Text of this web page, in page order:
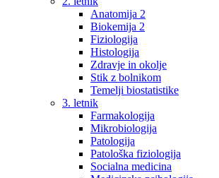
Anatomija 2
Biokemija 2
Fiziologija
Histologija
Zdravje in okolje
Stik z bolnikom
Temelji biostatistike
3. letnik
Farmakologija
Mikrobiologija
Patologija
Patološka fiziologija
Socialna medicina